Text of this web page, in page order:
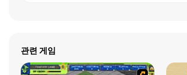
관련 게임